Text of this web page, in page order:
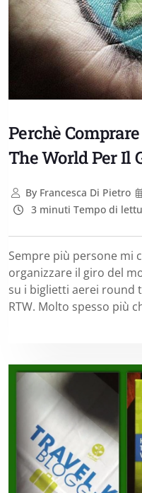
Perchè
The World Per Il
ByFrancesca Di Pietro
3 minuti Tempo di
Sempre più persone mi
organizzare il giro del
su i biglietti aerei round
RTW. Molto spesso più